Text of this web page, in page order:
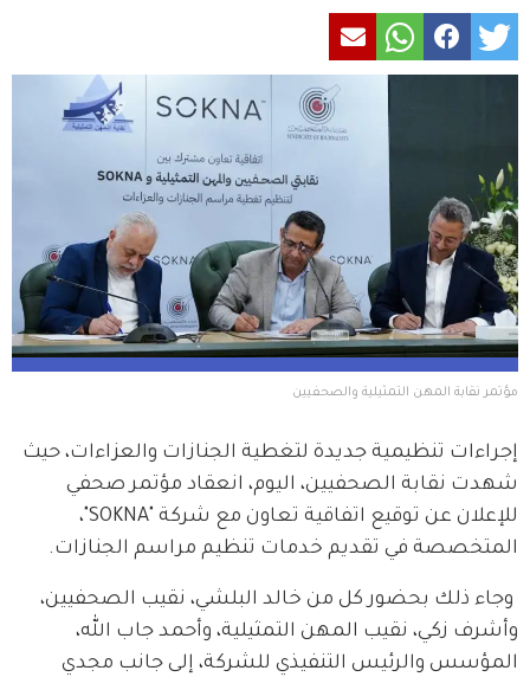
مؤتمر نقابة المهن التمثيلية والصحفيين
إجراءات تنظيمية جديدة لتغطية الجنازات والعزاءات، حيث
شهدت نقابة الصحفيين، اليوم، انعقاد مؤتمر صحفي
للإعلان عن توقيع اتفاقية تعاون مع شركة "SOKNA"،
المتخصصة في تقديم خدمات تنظيم مراسم الجنازات.
وجاء ذلك بحضور كل من خالد البلشي، نقيب الصحفيين،
وأشرف زكي، نقيب المهن التمثيلية، وأحمد جاب الله،
المؤسس والرئيس التنفيذي للشركة، إلى جانب مجدي